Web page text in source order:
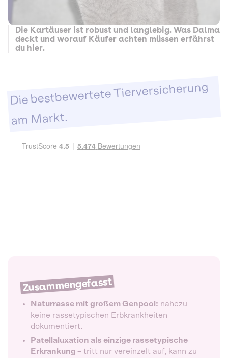
Die Kartäuser ist robust und langlebig. Was Dalma
deckt und worauf Käufer achten müssen erfährst
du hier.
Die bestbewertete Tierversicherung
am Markt.
Zusammengefasst
Naturrasse mit großem Genpool: nahezu
keine rassetypischen Erbkrankheiten
dokumentiert.
Patellaluxation als einzige rassetypische
Erkrankung – tritt nur vereinzelt auf, kann zu